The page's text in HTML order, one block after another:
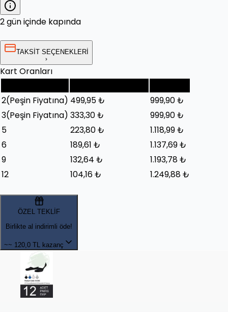
2 gün içinde kapında
TAKSİT SEÇENEKLERİ
Kart Oranları
2(Peşin Fiyatına) 499,95 ₺
999,90 ₺
3(Peşin Fiyatına) 333,30 ₺
999,90 ₺
5
223,80 ₺
1.118,99 ₺
6
189,61 ₺
1.137,69 ₺
9
132,64 ₺
1.193,78 ₺
12
104,16 ₺ 1.249,88 ₺
ÖZEL TEKLİF
Birlikte al indirimli öde!
~~ 120,0 TL kazanç